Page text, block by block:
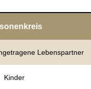
Lebenspartner
Kinder